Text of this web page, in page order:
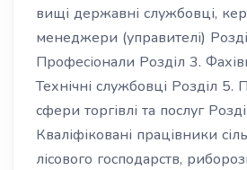
вищі державні службовці,
менеджери (управителі)
Професіонали Розділ 3.
Технічні службовці Розділ 5.
сфери торгівлі та послуг
Кваліфіковані працівники
лісового господарств,